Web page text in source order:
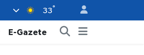
33°
E-Gazete